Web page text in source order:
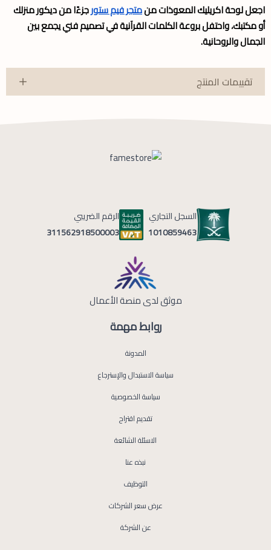
اجعل لوحة اكريليك المعوذات منمتجر فيم ستورجزءًا من ديكور منزلك
أو مكتبك، واحتفل بروعة الكلمات القرآنية في تصميم فني يجمع بين
الجمال والروحانية.
تقييمات المنتج
روابط مهمة
المدونة
سياسة الاستبدال والإسترجاع
سياسة الخصوصية
تقديم اقتراح
الاسئلة الشائعة
نبذه عنا
التوظيف
عرض سعر الشركات
عن الشركة
السجل التجاري
1010859463
الرقم الضريبي
311562918500003
موثق لدى منصة الأعمال